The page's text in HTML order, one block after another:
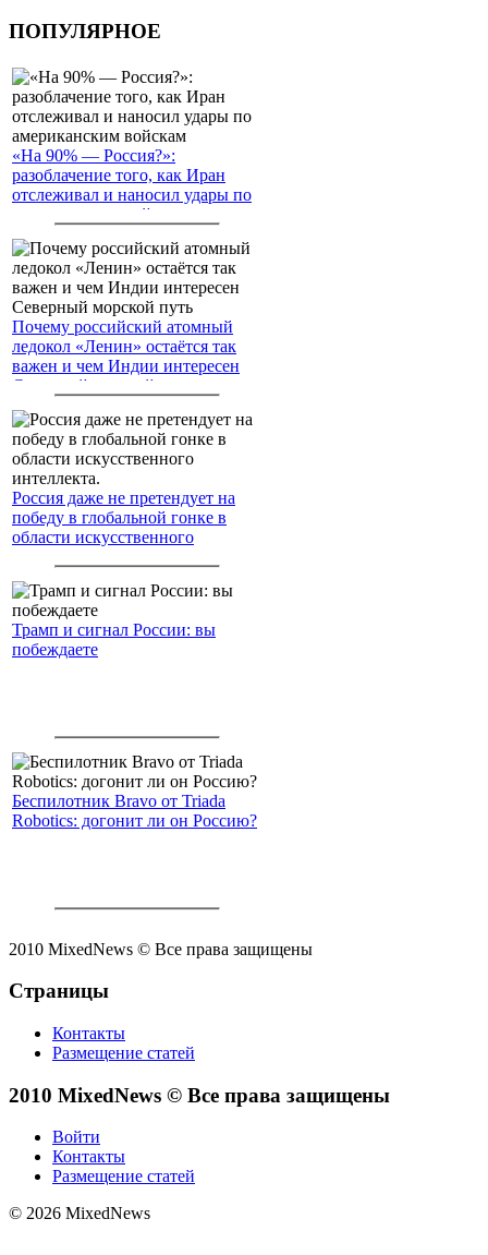
ПОПУЛЯРНОЕ
«На 90% — Россия?»:
разоблачение того, как Иран
отслеживал и наносил удары по
американским войскам
Почему российский атомный
ледокол «Ленин» остаётся так
важен и чем Индии интересен
Северный морской путь
Россия даже не претендует на
победу в глобальной гонке в
области искусственного
Трамп и сигнал России: вы
побеждаете
Беспилотник Bravo от Triada
Robotics: догонит ли он Россию?
2010 MixedNews © Все права защищены
Страницы
Контакты
Размещение статей
2010 MixedNews © Все права защищены
Войти
Контакты
Размещение статей
© 2026 MixedNews